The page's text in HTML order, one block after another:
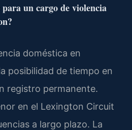
para un cargo de violencia
doméstica en
posibilidad de tiempo en
registro permanente.
en el Lexington Circuit
a largo plazo. La